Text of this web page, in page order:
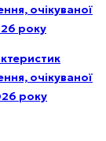
очікуваної
року
очікуваної
року